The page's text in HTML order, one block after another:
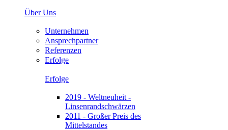
Über Uns
Unternehmen
Ansprechpartner
Referenzen
Erfolge
Erfolge
2019 - Weltneuheit -
Linsenrandschwärzen
2011 - Großer Preis des
Mittelstandes